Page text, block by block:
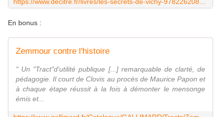
En bonus :
Zemmour contre l'histoire
" Un "Tract"d'utilité publique [...] remarquable de clarté, de
pédagogie. Il court de Clovis au procès de Maurice Papon et
à chaque étape réussit à la fois à démonter le mensonge
émis et...